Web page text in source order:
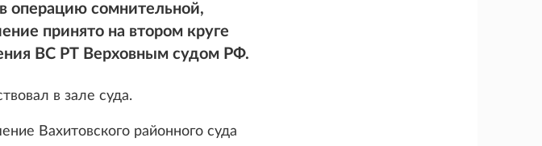
операцию сомнительной,
принято на втором круге
ВС РТ Верховным судом РФ.
в зале суда.
Вахитовского районного суда